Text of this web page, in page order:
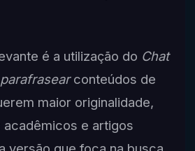
é a utilização do Chat
conteúdos de
maior originalidade,
acadêmicos e artigos